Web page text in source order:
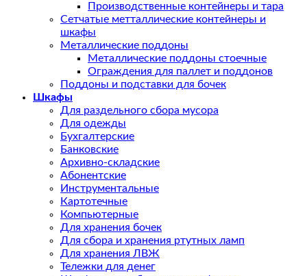
Производственные контейнеры и тара
Сетчатые метталлические контейнеры и
шкафы
Металлические поддоны
Металлические поддоны стоечные
Ограждения для паллет и поддонов
Поддоны и подставки для бочек
Шкафы
Для раздельного сбора мусора
Для одежды
Бухгалтерские
Банковские
Архивно-складские
Абонентские
Инструментальные
Картотечные
Компьютерные
Для хранения бочек
Для сбора и хранения ртутных ламп
Для хранения ЛВЖ
Тележки для денег